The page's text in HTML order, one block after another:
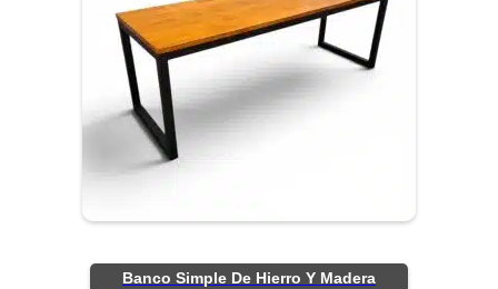
Banco Simple De Hierro Y Madera